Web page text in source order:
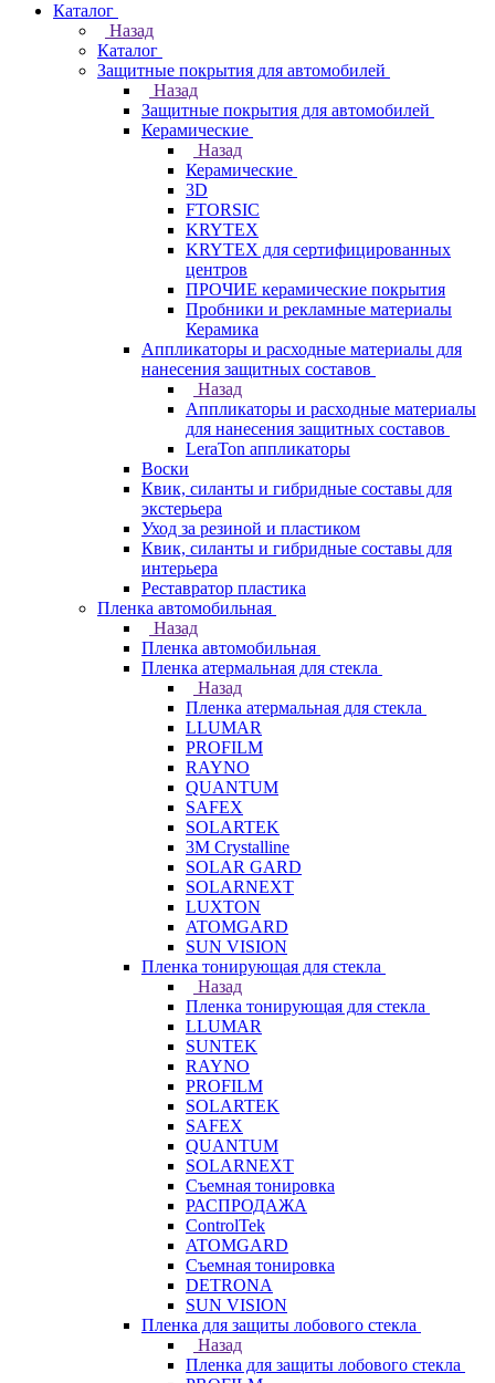
Каталог
Назад
Каталог
Защитные покрытия для автомобилей
Назад
Защитные покрытия для автомобилей
Керамические
Назад
Керамические
3D
FTORSIC
KRYTEX
KRYTEX для сертифицированных
центров
ПРОЧИЕ керамические покрытия
Пробники и рекламные материалы
Керамика
Аппликаторы и расходные материалы для
нанесения защитных составов
Назад
Аппликаторы и расходные материалы
для нанесения защитных составов
LeraTon аппликаторы
Воски
Квик, силанты и гибридные составы для
экстерьера
Уход за резиной и пластиком
Квик, силанты и гибридные составы для
интерьера
Реставратор пластика
Пленка автомобильная
Назад
Пленка автомобильная
Пленка атермальная для стекла
Назад
Пленка атермальная для стекла
LLUMAR
PROFILM
RAYNO
QUANTUM
SAFEX
SOLARTEK
3M Crystalline
SOLAR GARD
SOLARNEXT
LUXTON
ATOMGARD
SUN VISION
Пленка тонирующая для стекла
Назад
Пленка тонирующая для стекла
LLUMAR
SUNTEK
RAYNO
PROFILM
SOLARTEK
SAFEX
QUANTUM
SOLARNEXT
Съемная тонировка
РАСПРОДАЖА
ControlTek
ATOMGARD
Съемная тонировка
DETRONA
SUN VISION
Пленка для защиты лобового стекла
Назад
Пленка для защиты лобового стекла